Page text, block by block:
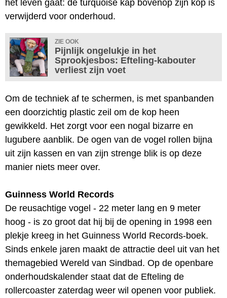
het leven gaat: de turquoise kap bovenop zijn kop is
verwijderd voor onderhoud.
ZIE OOK
Pijnlijk ongelukje in het
Sprookjesbos: Efteling-kabouter
verliest zijn voet
Om de techniek af te schermen, is met spanbanden
een doorzichtig plastic zeil om de kop heen
gewikkeld. Het zorgt voor een nogal bizarre en
lugubere aanblik. De ogen van de vogel rollen bijna
uit zijn kassen en van zijn strenge blik is op deze
manier niets meer over.
Guinness World Records
De reusachtige vogel - 22 meter lang en 9 meter
hoog - is zo groot dat hij bij de opening in 1998 een
plekje kreeg in het Guinness World Records-boek.
Sinds enkele jaren maakt de attractie deel uit van het
themagebied Wereld van Sindbad. Op de openbare
onderhoudskalender staat dat de Efteling de
rollercoaster zaterdag weer wil openen voor publiek.